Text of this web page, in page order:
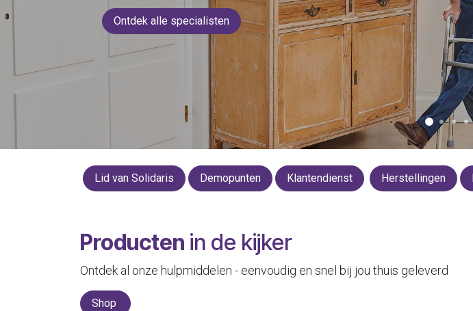
Ontdek alle specialisten
Lid van Solidaris Demopunten Klantendienst Herstellingen
Producten in de kijker
Ontdek al onze hulpmiddelen - eenvoudig en snel bij jou thuis geleverd
Shop